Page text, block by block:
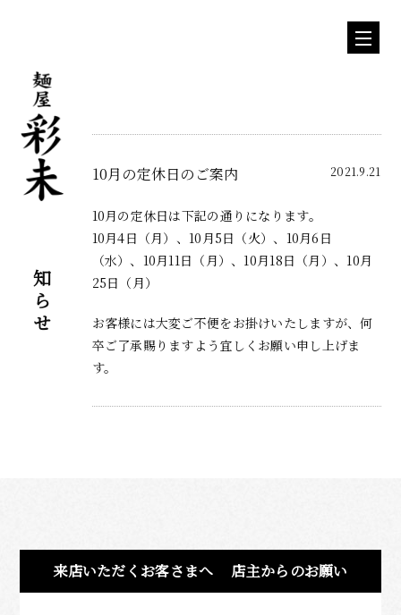
お知らせ
2021.9.21
10月の定休日のご案内
10月の定休日は下記の通りになります。
10月4日（月）、10月5日（火）、10月6日
（水）、10月11日（月）、10月18日（月）、10月
25日（月）
お客様には大変ご不便をお掛けいたしますが、何
卒ご了承賜りますよう宜しくお願い申し上げま
す。
来店いただくお客さまへ 店主からのお願い